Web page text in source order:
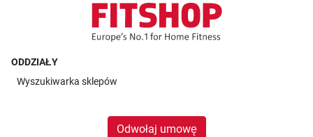
ODDZIAŁY
Wyszukiwarka sklepów
Odwołaj umowę